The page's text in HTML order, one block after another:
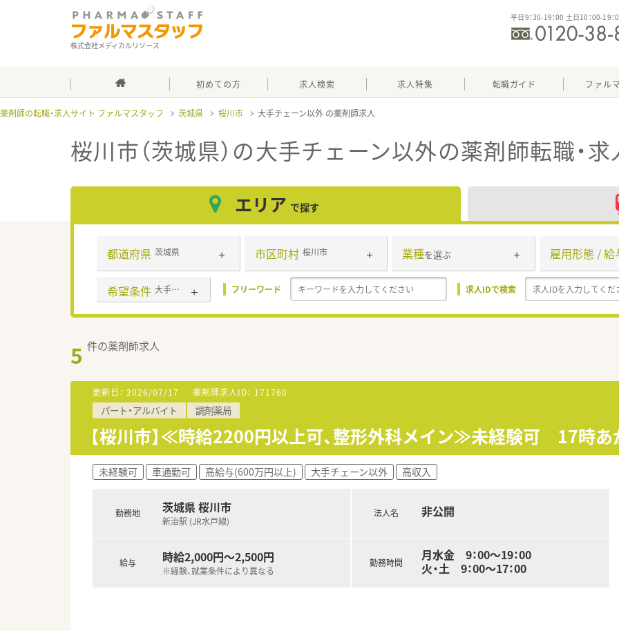
株式会社メディカルリソース
平日9：30-19：00 土日10：00-19
初めての方 求人検索 求人特集 転職ガイド ファル
薬剤師の転職・求人サイト ファルマスタッフ 茨城県 桜川市 大手チェーン以外
桜川市（茨城県）の大手チェーン以外の薬剤師転職・
エリア で探す
都道府県 茨城県 市区町村 桜川市 業種を選ぶ 雇用形態 / 給
希望条件 大手チェーン以外 フリーワード 求人IDで検索
5 件の薬剤師求人
更新日： 2026/07/17 薬剤師求人ID： 171760
パート・アルバイト 調剤薬局
【桜川市】≪時給2200円以上可、整形外科メイン≫未経験可 17時あ
未経験可 車通勤可 高給与(600万円以上) 大手チェーン以外 高収入
勤務地 茨城県 桜川市
新治駅 (JR水戸線)
給与 時給2,000円～2,500円
※経験、就業条件により異なる
法人名 非公開
勤務時間
月水金 9：00～19：00
火・土 9：00～17：00